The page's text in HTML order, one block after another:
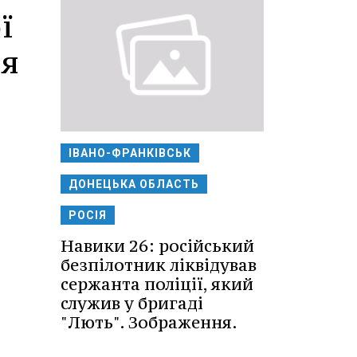
ІВАНО-ФРАНКІВСЬК
ДОНЕЦЬКА ОБЛАСТЬ
РОСІЯ
Навики 26: російський
безпілотник ліквідував
сержанта поліції, який
служив у бригаді
"Лють". Зображення.